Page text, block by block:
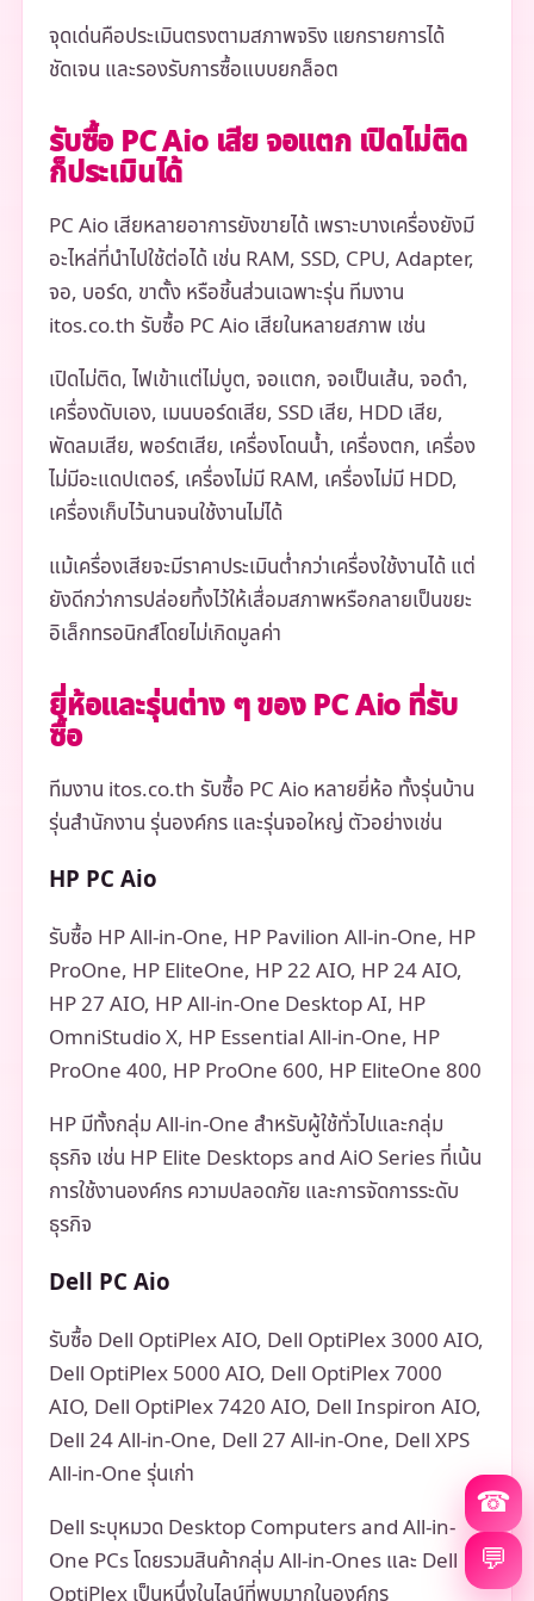
จุดเด่นคือประเมินตรงตามสภาพจริง แยกรายการได้
ชัดเจน และรองรับการซื้อแบบยกล็อต
รับซื้อ PC Aio เสีย จอแตก เปิดไม่ติด
ก็ประเมินได้
PC Aio เสียหลายอาการยังขายได้ เพราะบางเครื่องยังมี
อะไหล่ที่นำไปใช้ต่อได้ เช่น RAM, SSD, CPU, Adapter,
จอ, บอร์ด, ขาตั้ง หรือชิ้นส่วนเฉพาะรุ่น ทีมงาน
itos.co.th รับซื้อ PC Aio เสียในหลายสภาพ เช่น
เปิดไม่ติด, ไฟเข้าแต่ไม่บูต, จอแตก, จอเป็นเส้น, จอดำ,
เครื่องดับเอง, เมนบอร์ดเสีย, SSD เสีย, HDD เสีย,
พัดลมเสีย, พอร์ตเสีย, เครื่องโดนน้ำ, เครื่องตก, เครื่อง
ไม่มีอะแดปเตอร์, เครื่องไม่มี RAM, เครื่องไม่มี HDD,
เครื่องเก็บไว้นานจนใช้งานไม่ได้
แม้เครื่องเสียจะมีราคาประเมินต่ำกว่าเครื่องใช้งานได้ แต่
ยังดีกว่าการปล่อยทิ้งไว้ให้เสื่อมสภาพหรือกลายเป็นขยะ
อิเล็กทรอนิกส์โดยไม่เกิดมูลค่า
ยี่ห้อและรุ่นต่าง ๆ ของ PC Aio ที่รับ
ซื้อ
ทีมงาน itos.co.th รับซื้อ PC Aio หลายยี่ห้อ ทั้งรุ่นบ้าน
รุ่นสำนักงาน รุ่นองค์กร และรุ่นจอใหญ่ ตัวอย่างเช่น
HP PC Aio
รับซื้อ HP All-in-One, HP Pavilion All-in-One, HP
ProOne, HP EliteOne, HP 22 AIO, HP 24 AIO,
HP 27 AIO, HP All-in-One Desktop AI, HP
OmniStudio X, HP Essential All-in-One, HP
ProOne 400, HP ProOne 600, HP EliteOne 800
HP มีทั้งกลุ่ม All-in-One สำหรับผู้ใช้ทั่วไปและกลุ่ม
ธุรกิจ เช่น HP Elite Desktops and AiO Series ที่เน้น
การใช้งานองค์กร ความปลอดภัย และการจัดการระดับ
ธุรกิจ
Dell PC Aio
รับซื้อ Dell OptiPlex AIO, Dell OptiPlex 3000 AIO,
Dell OptiPlex 5000 AIO, Dell OptiPlex 7000
AIO, Dell OptiPlex 7420 AIO, Dell Inspiron AIO,
Dell 24 All-in-One, Dell 27 All-in-One, Dell XPS
All-in-One รุ่นเก่า
Dell ระบุหมวด Desktop Computers and All-in-
One PCs โดยรวมสินค้ากลุ่ม All-in-Ones และ Dell
OptiPlex เป็นหนึ่งในไลน์ที่พบมากในองค์กร
☎
💬